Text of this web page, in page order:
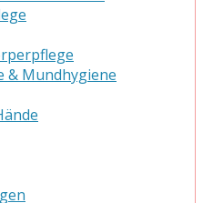
& Mundhygiene